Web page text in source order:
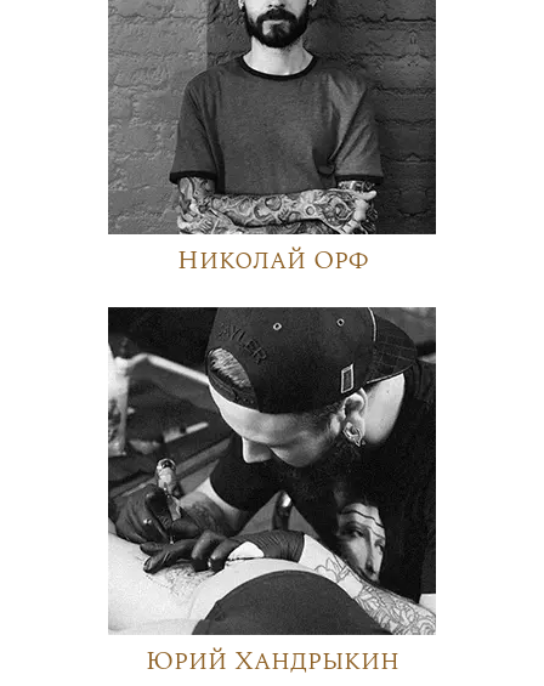
Николай Орф
Юрий Хандрыкин